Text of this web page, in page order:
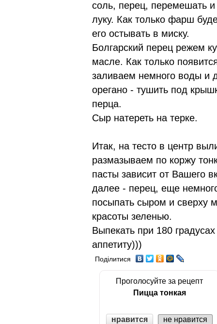
соль, перец, перемешать
луку. Как только фарш
его остывать в миску.
Болгарский перец режем
масле. Как только
заливаем немного воды и
орегано - тушить под
перца.
Сыр натереть на терке.
Итак, на тесто в центр
размазываем по коржу
пасты зависит от Вашего
далее - перец, еще
посыпать сыром и сверху
красоты зеленью.
Выпекать при 180
аппетиту)))
Поділитися
Проголосуйте за рецепт
Пицца тонкая
нравится не нравится